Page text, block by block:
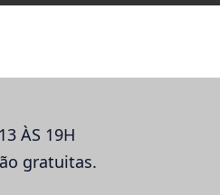
ÀS 19H
gratuitas.